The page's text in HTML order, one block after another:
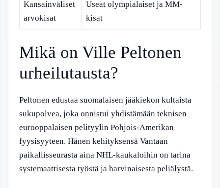
Kansainväliset
arvokisat
Useat olympialaiset ja MM-
kisat
Mikä on Ville Peltonen
urheilutausta?
Peltonen edustaa suomalaisen jääkiekon kultaista
sukupolvea, joka onnistui yhdistämään teknisen
eurooppalaisen pelityylin Pohjois-Amerikan
fyysisyyteen. Hänen kehityksensä Vantaan
paikallisseurasta aina NHL-kaukaloihin on tarina
systemaattisesta työstä ja harvinaisesta peliälystä.